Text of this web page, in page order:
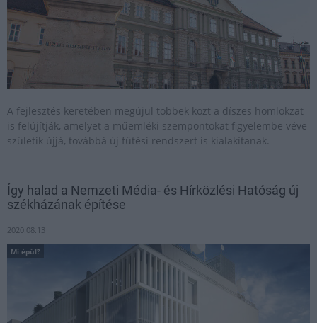
A fejlesztés keretében megújul többek közt a díszes homlokzat
is felújítják, amelyet a műemléki szempontokat figyelembe véve
születik újjá, továbbá új fűtési rendszert is kialakítanak.
Így halad a Nemzeti Média- és Hírközlési Hatóság új
székházának építése
2020.08.13
Mi épül?